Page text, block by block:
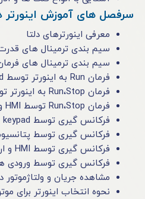
سرفصل های آموزش اینورتر
معرفی اینورترهای دلتا
سیم ‌بندی ترمینال‌ های قدرت
سیم ‌بندی ترمینال ‌های فرمان
فرمان Run به اینورتر توسط keypad
فرمان Run،Stop به اینورتر توسط ترمینال ‌های فرمان
فرمان Run،Stop توسط HMI و ارتباط Rs485
فرکانس ‌گیری توسط keypad
فرکانس‌ گیری توسط
فرکانس‌ گیری توسط HMI و ارتباط Rs485
فرکانس‌ گیری توسط ورودی‌
مشاهده جریان و ولتاژموتور
نحوه انتخاب اینورتر برای